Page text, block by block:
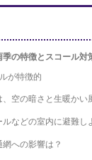
の特徴とスコール対
が特徴的
、空の暗さと生暖かい
などの室内に避難し
への影響は？